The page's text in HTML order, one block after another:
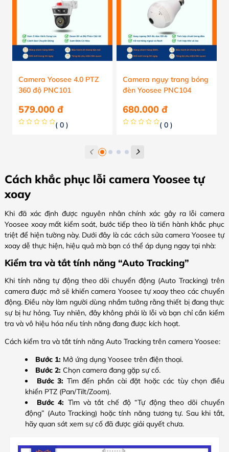
Camera Yoosee 4.0 PTZ
360 độ PNC101
579.000 đ
( 0 )
Camera ngụy trang bóng
đèn Yoosee PNC104
680.000 đ
( 0 )
Cách khắc phục lỗi camera Yoosee tự
xoay
Khi đã xác định được nguyên nhân chính xác gây ra lỗi camera
Yoosee xoay mất kiểm soát, bước tiếp theo là tiến hành khắc phục
triệt để hiện tường này. Dưới đây là các cách sửa camera Yoosee tự
xoay dễ thực hiện, hiệu quả mà bạn có thể áp dụng ngay tại nhà:
Kiểm tra và tắt tính năng “Auto Tracking”
Khi tính năng tự động theo dõi chuyển động (Auto Tracking) trên
camera được mở sẽ khiến camera Yoosee tự xoay theo các chuyển
động. Điều này làm người dùng nhầm tưởng rằng thiết bị đang thực
sự bị hư hỏng. Tuy nhiên, đây không phải là lỗi và bạn chỉ cần kiểm
tra và vô hiệu hóa nếu tính năng đang được kích hoạt.
Cách kiểm tra và tắt tính năng Auto Tracking trên camera Yoosee:
Bước 1: Mở ứng dụng Yoosee trên điện thoại.
Bước 2: Chọn camera đang gặp sự cố.
Bước 3: Tìm đến phần cài đặt hoặc các tùy chọn điều
khiển PTZ (Pan/Tilt/Zoom).
Bước 4: Tìm và tắt chế độ “Tự động theo dõi chuyển
động” (Auto Tracking) hoặc tính năng tương tự. Sau khi tắt,
hãy quan sát xem sự cố đã được giải quyết chưa.